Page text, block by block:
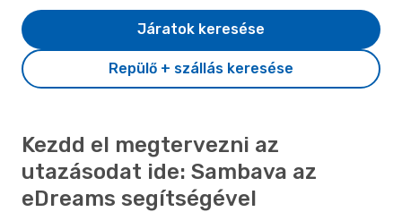
Repülő + szállás keresése
Járatok keresése
Kezdd el megtervezni az
utazásodat ide: Sambava az
eDreams segítségével